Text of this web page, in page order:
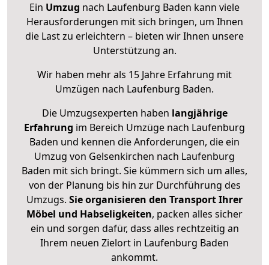
Ein Umzug nach Laufenburg Baden kann viele
Herausforderungen mit sich bringen, um Ihnen
die Last zu erleichtern – bieten wir Ihnen unsere
Unterstützung an.
Wir haben mehr als 15 Jahre Erfahrung mit
Umzügen nach Laufenburg Baden.
Die Umzugsexperten haben langjährige
Erfahrung im Bereich Umzüge nach Laufenburg
Baden und kennen die Anforderungen, die ein
Umzug von Gelsenkirchen nach Laufenburg
Baden mit sich bringt. Sie kümmern sich um alles,
von der Planung bis hin zur Durchführung des
Umzugs. Sie organisieren den Transport Ihrer
Möbel und Habseligkeiten, packen alles sicher
ein und sorgen dafür, dass alles rechtzeitig an
Ihrem neuen Zielort in Laufenburg Baden
ankommt.